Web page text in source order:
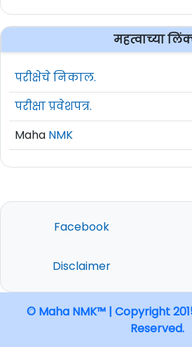
महत्वाच्या
परीक्षेचे निकाल.
परीक्षा प्रवेशपत्र.
Maha NMK
Facebook
Disclaimer
© Maha NMK™ | Copyright
Reserved.